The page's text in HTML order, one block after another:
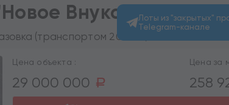
Внуково"
(транспортом 20 мин.)
Цена объекта :
29 000 000 a
Цена за
258
Лоты из "закрытых"
Telegram-канале